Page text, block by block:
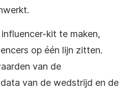
kit te maken,
op één lijn zitten.
van de
van de wedstrijd en de